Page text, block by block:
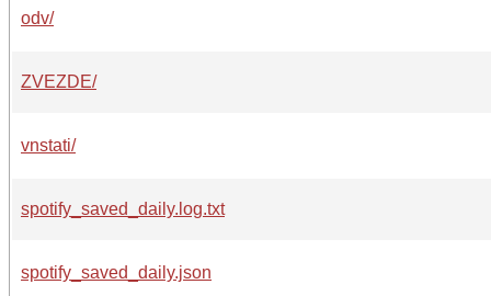
odv/
ZVEZDE/
vnstati/
spotify_saved_daily.log.txt
spotify_saved_daily.json